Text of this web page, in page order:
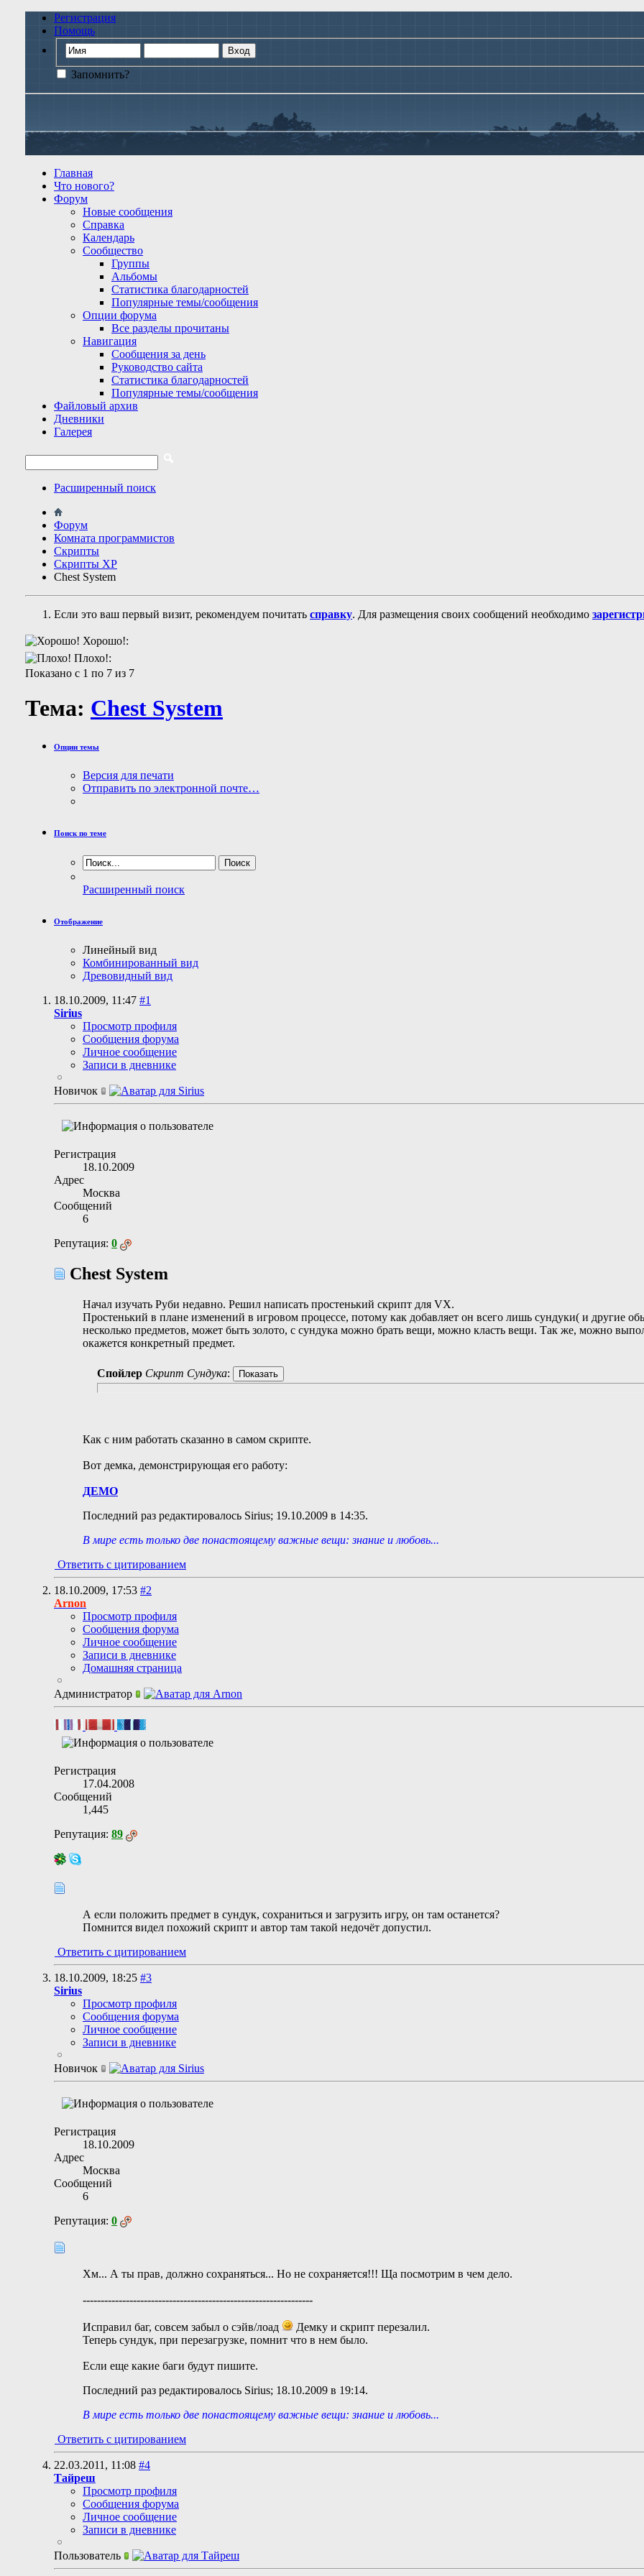
Регистрация
Помощь
Запомнить?
Главная
Что нового?
Форум
Новые сообщения
Справка
Календарь
Сообщество
Группы
Альбомы
Статистика благодарностей
Популярные темы/сообщения
Опции форума
Все разделы прочитаны
Навигация
Сообщения за день
Руководство сайта
Статистика благодарностей
Популярные темы/сообщения
Файловый архив
Дневники
Галерея
Расширенный поиск
Форум
Комната программистов
Скрипты
Скрипты ХР
Chest System
Если это ваш первый визит, рекомендуем почитать справку. Для размещения своих сообщений необходимо
Хорошо!:
Плохо!:
Показано с 1 по 7 из 7
Тема: Chest System
Опции темы
Версия для печати
Отправить по электронной почте…
Поиск по теме
Расширенный поиск
Отображение
Линейный вид
Комбинированный вид
Древовидный вид
18.10.2009, 11:47 #1
Sirius
Просмотр профиля
Сообщения форума
Личное сообщение
Записи в дневнике
Новичок
Регистрация
18.10.2009
Адрес
Москва
Сообщений
6
Репутация: 0
Chest System
Начал изучать Руби недавно. Решил написать простенький скрипт для VX.
Простенький в плане изменений в игровом процессе, потому как добавляет он всего лишь сундуки( и другие
несколько предметов, может быть золото, с сундука можно брать вещи, можно класть вещи. Так же, можно
окажется конкретный предмет.
Спойлер Скрипт Сундука:
Как с ним работать сказанно в самом скрипте.
Вот демка, демонстрирующая его работу:
ДЕМО
Последний раз редактировалось Sirius; 19.10.2009 в 14:35.
В мире есть только две понастоящему важные вещи: знание и любовь...
Ответить с цитированием
18.10.2009, 17:53 #2
Arnon
Просмотр профиля
Сообщения форума
Личное сообщение
Записи в дневнике
Домашняя страница
Администратор
Регистрация
17.04.2008
Сообщений
1,445
Репутация: 89
А если положить предмет в сундук, сохраниться и загрузить игру, он там останется?
Помнится видел похожий скрипт и автор там такой недочёт допустил.
Ответить с цитированием
18.10.2009, 18:25 #3
Sirius
Просмотр профиля
Сообщения форума
Личное сообщение
Записи в дневнике
Новичок
Регистрация
18.10.2009
Адрес
Москва
Сообщений
6
Репутация: 0
Хм... А ты прав, должно сохраняться... Но не сохраняется!!! Ща посмотрим в чем дело.
----------------------------------------------------------------
Исправил баг, совсем забыл о сэйв/лоад
Демку и скрипт перезалил.
Теперь сундук, при перезагрузке, помнит что в нем было.
Если еще какие баги будут пишите.
Последний раз редактировалось Sirius; 18.10.2009 в 19:14.
В мире есть только две понастоящему важные вещи: знание и любовь...
Ответить с цитированием
22.03.2011, 11:08 #4
Тайреш
Просмотр профиля
Сообщения форума
Личное сообщение
Записи в дневнике
Пользователь